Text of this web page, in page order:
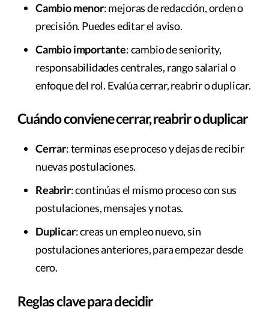
Cambio menor: mejoras de redacción, orden o
precisión. Puedes editar el aviso.
Cambio importante: cambio de seniority,
responsabilidades centrales, rango salarial o
enfoque del rol. Evalúa cerrar, reabrir o duplicar.
Cuándo conviene cerrar, reabrir o duplicar
Cerrar: terminas ese proceso y dejas de recibir
nuevas postulaciones.
Reabrir: continúas el mismo proceso con sus
postulaciones, mensajes y notas.
Duplicar: creas un empleo nuevo, sin
postulaciones anteriores, para empezar desde
cero.
Reglas clave para decidir